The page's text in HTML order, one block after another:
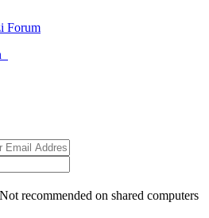
Not recommended on shared computers